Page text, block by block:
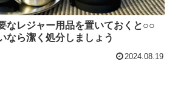
なレジャー用品を置いておくと○○
なら潔く処分しましょう
2024.08.19